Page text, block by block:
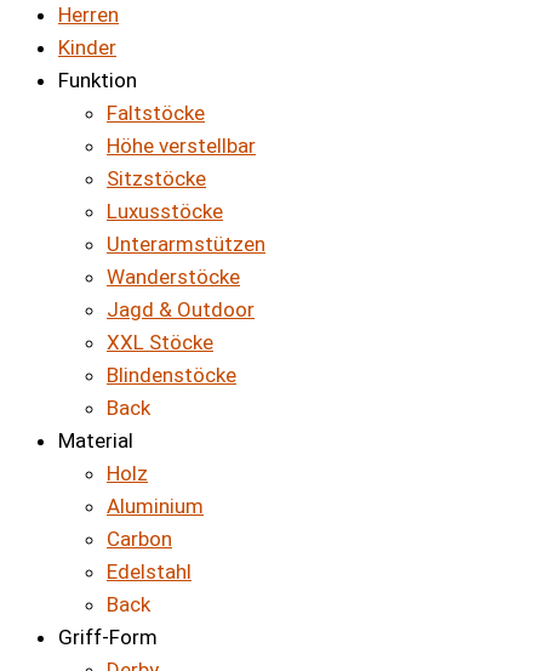
Herren
Kinder
Funktion
Faltstöcke
Höhe verstellbar
Sitzstöcke
Luxusstöcke
Unterarmstützen
Wanderstöcke
Jagd & Outdoor
XXL Stöcke
Blindenstöcke
Back
Material
Holz
Aluminium
Carbon
Edelstahl
Back
Griff-Form